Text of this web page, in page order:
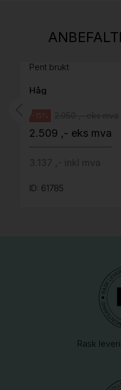
Pent brukt
Håg
-15%
2.509 ,- eks mva
ID: 61785
Rask